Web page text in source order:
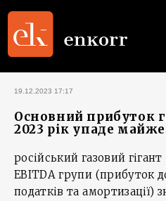
19.12.2023 17:17
Основний прибуток
2023 рік упаде
російський газовий
EBITDA групи (прибуток
податків та амортизації)